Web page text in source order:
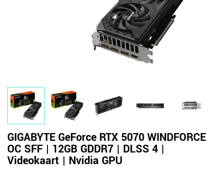
GIGABYTE GeForce RTX 5070 WINDFORCE
OC SFF | 12GB GDDR7 | DLSS 4 |
Videokaart | Nvidia GPU